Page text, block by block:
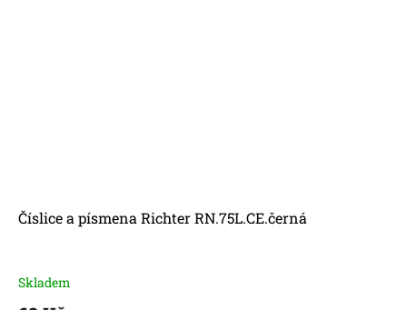
Číslice a písmena Richter RN.75L.CE.černá
Skladem